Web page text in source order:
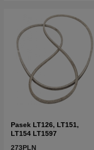
Pasek LT126, LT151,
LT154 LT1597
273PLN